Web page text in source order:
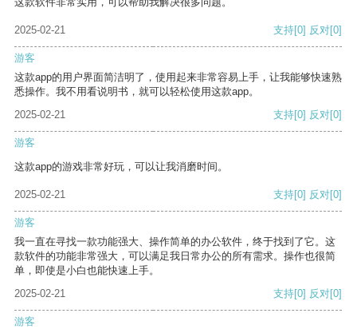
2025-02-21 支持[0] 反对[0]
游客
这款app的用户界面简洁明了，使用起来非常容易上手，让我能够快速熟
悉操作。我不用看说明书，就可以轻松使用这款app。
2025-02-21
支持[0] 反对[0]
游客
这款app的游戏非常好玩，可以让我消磨时间。
2025-02-21 支持[0] 反对[0]
游客
我一直在寻找一款功能强大、操作简单的办公软件，终于找到了它。这
款软件的功能非常强大，可以满足我日常办公的所有需求。操作也很简
单，即使是小白也能快速上手。
2025-02-21
支持[0] 反对[0]
游客